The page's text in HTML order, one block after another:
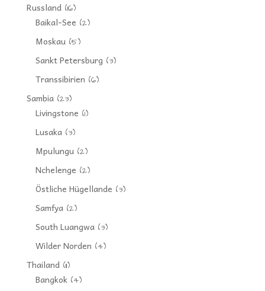
Russland(16)
Baikal-See (2)
Moskau(5)
Sankt Petersburg (3)
Transsibirien (6)
Sambia(23)
Livingstone (1)
Lusaka(3)
Mpulungu(2)
Nchelenge (2)
Östliche Hügellande (3)
Samfya(2)
South Luangwa(3)
Wilder Norden (4)
Thailand(11)
Bangkok(4)